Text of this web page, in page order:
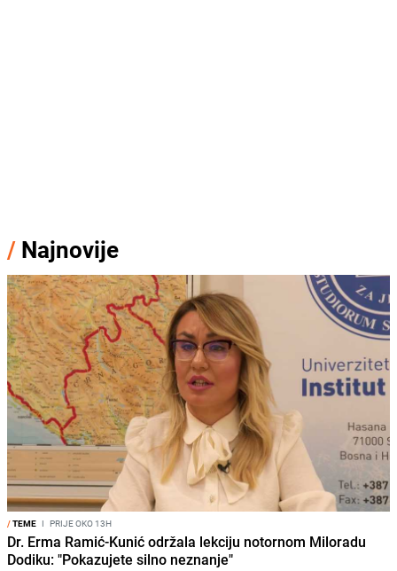
/ Najnovije
/TEME I PRIJE OKO 13H
Dr. Erma Ramić-Kunić održala lekciju notornom Miloradu
Dodiku: "Pokazujete silno neznanje"